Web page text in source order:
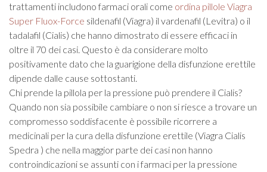
trattamenti includono farmaci orali come ordina pillole Viagra
Super Fluox-Force sildenafil (Viagra) il vardenafil (Levitra) o il
tadalafil (Cialis) che hanno dimostrato di essere efficaci in
oltre il 70 dei casi. Questo è da considerare molto
positivamente dato che la guarigione della disfunzione erettile
dipende dalle cause sottostanti.
Chi prende la pillola per la pressione può prendere il Cialis?
Quando non sia possibile cambiare o non si riesce a trovare un
compromesso soddisfacente è possibile ricorrere a
medicinali per la cura della disfunzione erettile (Viagra Cialis
Spedra ) che nella maggior parte dei casi non hanno
controindicazioni se assunti con i farmaci per la pressione